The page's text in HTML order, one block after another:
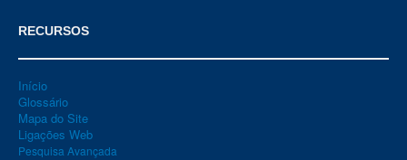
RECURSOS
Início
Glossário
Mapa do Site
Ligações Web
Pesquisa Avançada